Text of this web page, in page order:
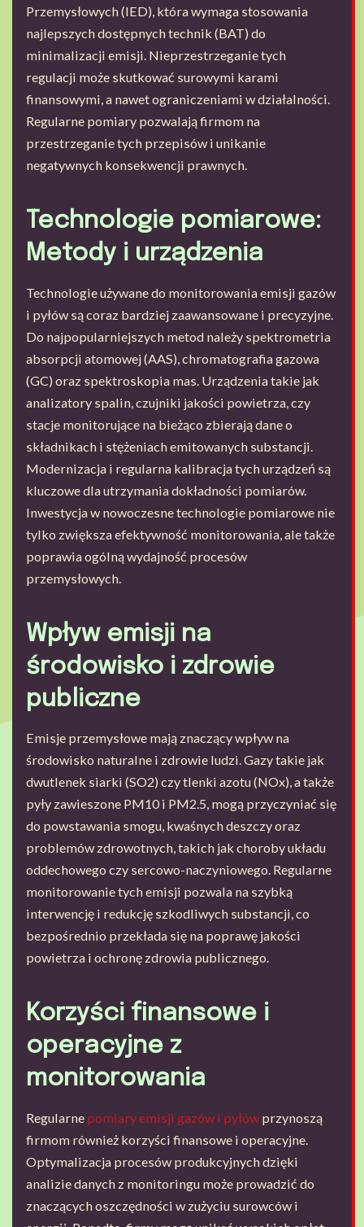
Przemysłowych (IED), która wymaga stosowania
najlepszych dostępnych technik (BAT) do
minimalizacji emisji. Nieprzestrzeganie tych
regulacji może skutkować surowymi karami
finansowymi, a nawet ograniczeniami w działalności.
Regularne pomiary pozwalają firmom na
przestrzeganie tych przepisów i unikanie
negatywnych konsekwencji prawnych.
Technologie pomiarowe:
Metody i urządzenia
Technologie używane do monitorowania emisji gazów
i pyłów są coraz bardziej zaawansowane i precyzyjne.
Do najpopularniejszych metod należy spektrometria
absorpcji atomowej (AAS), chromatografia gazowa
(GC) oraz spektroskopia mas. Urządzenia takie jak
analizatory spalin, czujniki jakości powietrza, czy
stacje monitorujące na bieżąco zbierają dane o
składnikach i stężeniach emitowanych substancji.
Modernizacja i regularna kalibracja tych urządzeń są
kluczowe dla utrzymania dokładności pomiarów.
Inwestycja w nowoczesne technologie pomiarowe nie
tylko zwiększa efektywność monitorowania, ale także
poprawia ogólną wydajność procesów
przemysłowych.
Wpływ emisji na
środowisko i zdrowie
publiczne
Emisje przemysłowe mają znaczący wpływ na
środowisko naturalne i zdrowie ludzi. Gazy takie jak
dwutlenek siarki (SO2) czy tlenki azotu (NOx), a także
pyły zawieszone PM10 i PM2.5, mogą przyczyniać się
do powstawania smogu, kwaśnych deszczy oraz
problemów zdrowotnych, takich jak choroby układu
oddechowego czy sercowo-naczyniowego. Regularne
monitorowanie tych emisji pozwala na szybką
interwencję i redukcję szkodliwych substancji, co
bezpośrednio przekłada się na poprawę jakości
powietrza i ochronę zdrowia publicznego.
Korzyści finansowe i
operacyjne z
monitorowania
Regularne pomiary emisji gazów i pyłów przynoszą
firmom również korzyści finansowe i operacyjne.
Optymalizacja procesów produkcyjnych dzięki
analizie danych z monitoringu może prowadzić do
znaczących oszczędności w zużyciu surowców i